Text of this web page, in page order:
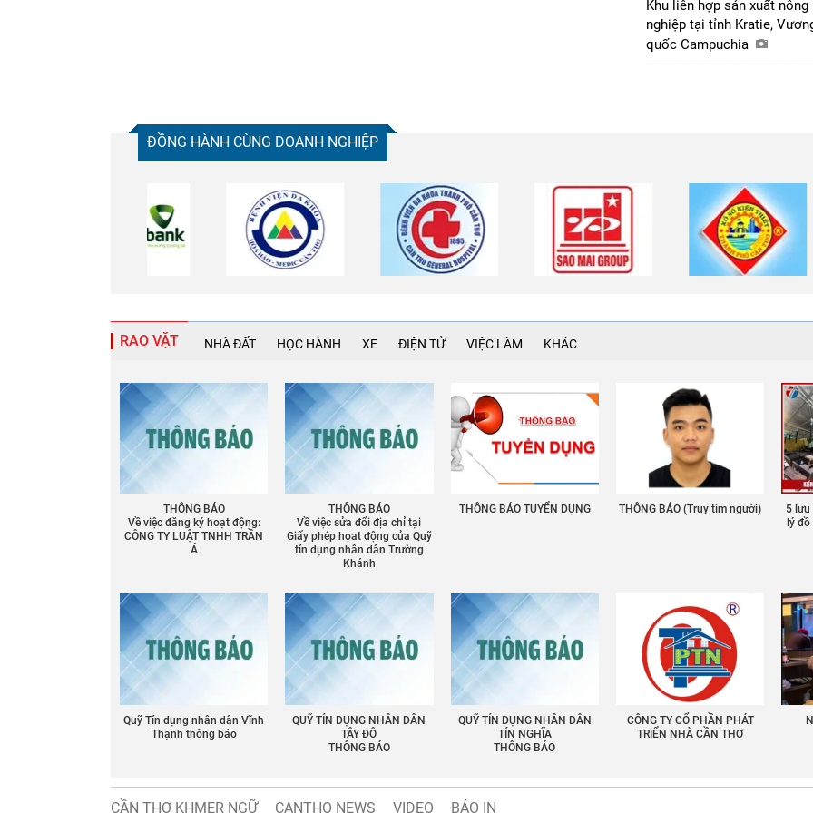
Khu liên hợp sản xuất nông
nghiệp tại tỉnh Kratie,
quốc Campuchia
ĐỒNG HÀNH CÙNG DOANH NGHIỆP
RAO VẶT NHÀ ĐẤT HỌC HÀNH XE ĐIỆN TỬ VIỆC LÀM KHÁC
THÔNG BÁO
Về việc đăng ký hoạt động:
CÔNG TY LUẬT TNHH TRẦN
Á
THÔNG BÁO
Về việc sửa đổi địa chỉ tại
Giấy phép họat động của Quỹ
tín dụng nhân dân Trường
Khánh
THÔNG BÁO TUYỂN DỤNG THÔNG BÁO (Truy tìm người)
5
lý
Quỹ Tín dụng nhân dân Vĩnh
Thạnh thông báo
QUỸ TÍN DỤNG NHÂN DÂN
TÂY ĐÔ
THÔNG BÁO
QUỸ TÍN DỤNG NHÂN DÂN
TÍN NGHĨA
THÔNG BÁO
CÔNG TY CỔ PHẦN PHÁT
TRIỂN NHÀ CẦN THƠ
CẦN THƠ KHMER NGỮ CANTHO NEWS VIDEO BÁO IN